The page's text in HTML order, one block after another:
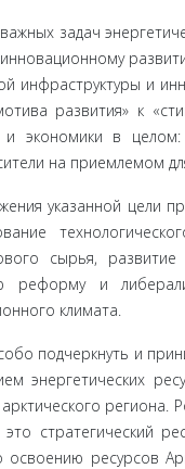
задач
инфраструктуры и
развития» к
и экономики в
на приемлемом
указанной цели
сырья,
реформу и
климата.
подчеркнуть и
энергетических
региона.
стратегический
освоению ресурсов